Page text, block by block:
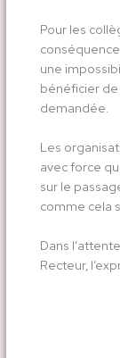
Pour les
une
bénéficier
demandée.
Les
avec force
sur le
comme cela
Dans
Recteur,